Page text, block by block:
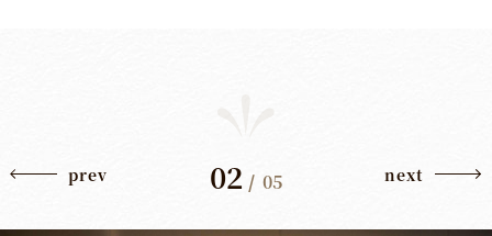
prev 02 /05 next